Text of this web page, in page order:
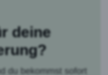
deine
du bekommst sofort